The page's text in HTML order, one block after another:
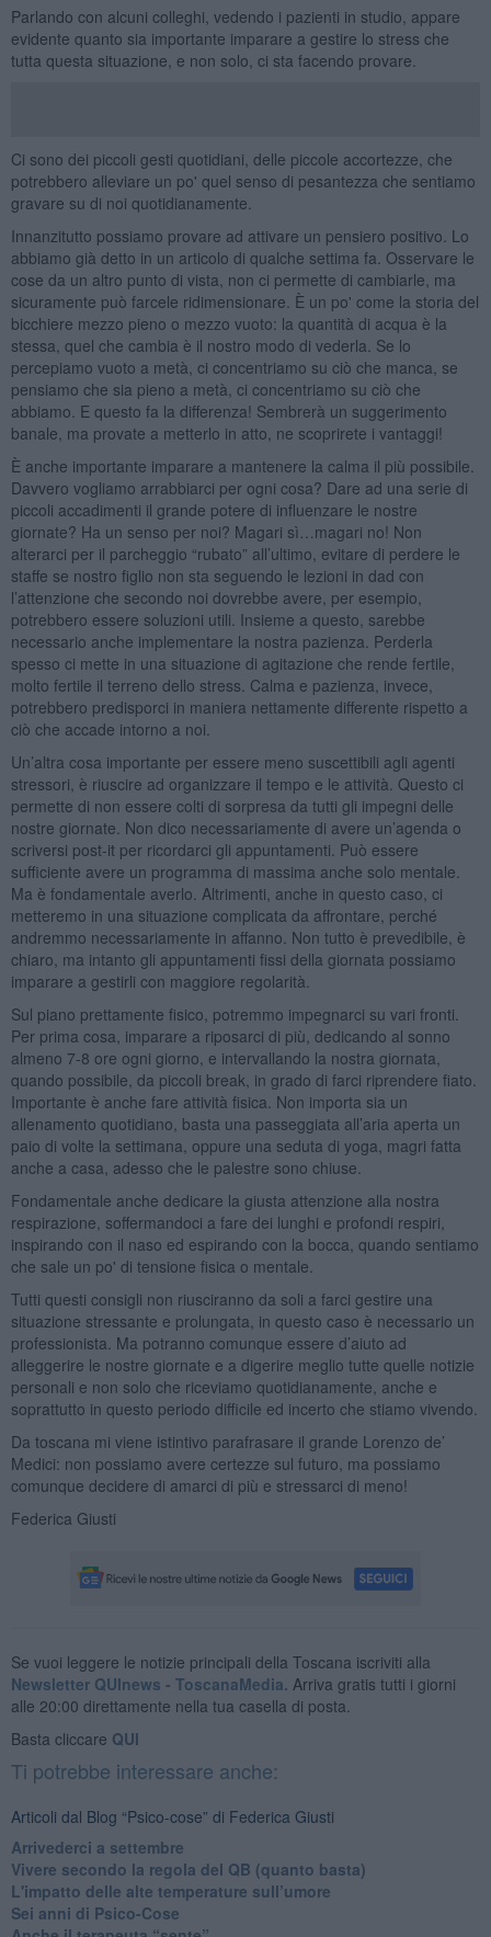
Parlando con alcuni colleghi, vedendo i pazienti in studio, appare
evidente quanto sia importante imparare a gestire lo stress che
tutta questa situazione, e non solo, ci sta facendo provare.
Ci sono dei piccoli gesti quotidiani, delle piccole accortezze, che
potrebbero alleviare un po' quel senso di pesantezza che sentiamo
gravare su di noi quotidianamente.
Innanzitutto possiamo provare ad attivare un pensiero positivo. Lo
abbiamo già detto in un articolo di qualche settima fa. Osservare le
cose da un altro punto di vista, non ci permette di cambiarle, ma
sicuramente può farcele ridimensionare. È un po' come la storia del
bicchiere mezzo pieno o mezzo vuoto: la quantità di acqua è la
stessa, quel che cambia è il nostro modo di vederla. Se lo
percepiamo vuoto a metà, ci concentriamo su ciò che manca, se
pensiamo che sia pieno a metà, ci concentriamo su ciò che
abbiamo. E questo fa la differenza! Sembrerà un suggerimento
banale, ma provate a metterlo in atto, ne scoprirete i vantaggi!
È anche importante imparare a mantenere la calma il più possibile.
Davvero vogliamo arrabbiarci per ogni cosa? Dare ad una serie di
piccoli accadimenti il grande potere di influenzare le nostre
giornate? Ha un senso per noi? Magari sì…magari no! Non
alterarci per il parcheggio “rubato” all’ultimo, evitare di perdere le
staffe se nostro figlio non sta seguendo le lezioni in dad con
l’attenzione che secondo noi dovrebbe avere, per esempio,
potrebbero essere soluzioni utili. Insieme a questo, sarebbe
necessario anche implementare la nostra pazienza. Perderla
spesso ci mette in una situazione di agitazione che rende fertile,
molto fertile il terreno dello stress. Calma e pazienza, invece,
potrebbero predisporci in maniera nettamente differente rispetto a
ciò che accade intorno a noi.
Un’altra cosa importante per essere meno suscettibili agli agenti
stressori, è riuscire ad organizzare il tempo e le attività. Questo ci
permette di non essere colti di sorpresa da tutti gli impegni delle
nostre giornate. Non dico necessariamente di avere un’agenda o
scriversi post-it per ricordarci gli appuntamenti. Può essere
sufficiente avere un programma di massima anche solo mentale.
Ma è fondamentale averlo. Altrimenti, anche in questo caso, ci
metteremo in una situazione complicata da affrontare, perché
andremmo necessariamente in affanno. Non tutto è prevedibile, è
chiaro, ma intanto gli appuntamenti fissi della giornata possiamo
imparare a gestirli con maggiore regolarità.
Sul piano prettamente fisico, potremmo impegnarci su vari fronti.
Per prima cosa, imparare a riposarci di più, dedicando al sonno
almeno 7-8 ore ogni giorno, e intervallando la nostra giornata,
quando possibile, da piccoli break, in grado di farci riprendere fiato.
Importante è anche fare attività fisica. Non importa sia un
allenamento quotidiano, basta una passeggiata all’aria aperta un
paio di volte la settimana, oppure una seduta di yoga, magri fatta
anche a casa, adesso che le palestre sono chiuse.
Fondamentale anche dedicare la giusta attenzione alla nostra
respirazione, soffermandoci a fare dei lunghi e profondi respiri,
inspirando con il naso ed espirando con la bocca, quando sentiamo
che sale un po' di tensione fisica o mentale.
Tutti questi consigli non riusciranno da soli a farci gestire una
situazione stressante e prolungata, in questo caso è necessario un
professionista. Ma potranno comunque essere d’aiuto ad
alleggerire le nostre giornate e a digerire meglio tutte quelle notizie
personali e non solo che riceviamo quotidianamente, anche e
soprattutto in questo periodo difficile ed incerto che stiamo vivendo.
Da toscana mi viene istintivo parafrasare il grande Lorenzo de’
Medici: non possiamo avere certezze sul futuro, ma possiamo
comunque decidere di amarci di più e stressarci di meno!
Federica Giusti
Se vuoi leggere le notizie principali della Toscana iscriviti alla
Newsletter QUInews - ToscanaMedia. Arriva gratis tutti i giorni
alle 20:00 direttamente nella tua casella di posta.
Basta cliccare QUI
Ti potrebbe interessare anche:
Articoli dal Blog “Psico-cose” di Federica Giusti
​Arrivederci a settembre
​Vivere secondo la regola del QB (quanto basta)
​L'impatto delle alte temperature sull’umore
Sei anni di Psico-Cose